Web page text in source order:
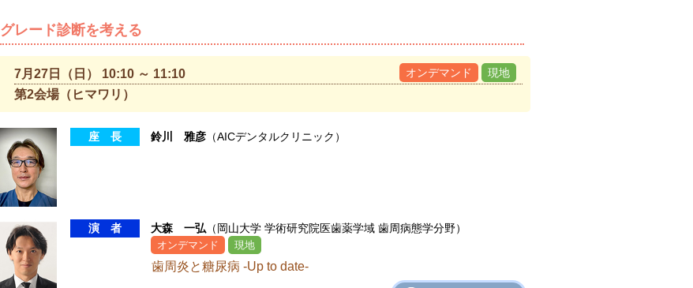
グレード診断を考える
7月27日（日） 10:10 ～ 11:10 オンデマンド 現地
第2会場（ヒマワリ）
座 長 鈴川 雅彦 （AICデンタルクリニック）
演 者 大森 一弘 （岡山大学 学術研究院医歯薬学域 歯周病態学分野）
オンデマンド
現地
歯周炎と糖尿病 -Up to date-